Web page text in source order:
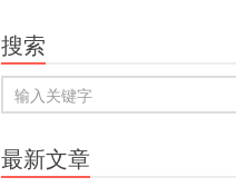
搜索
最新文章